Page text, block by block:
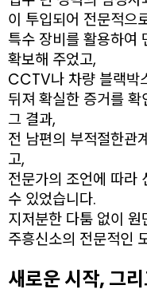
이 투입되어 전문적으
특수 장비를 활용하여
확보해 주었고,
CCTV나 차량 블랙박
뒤져 확실한 증거를
그 결과,
전 남편의 부적절한관
고,
전문가의 조언에 따라
수 있었습니다.
지저분한 다툼 없이
주흥신소의 전문적인
새로운 시작, 그